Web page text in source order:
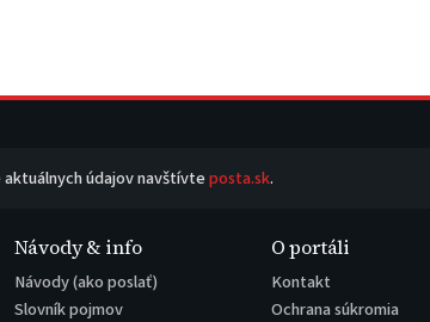
údajov navštívteposta.sk.
Návody & info
Návody (ako poslať)
Slovník pojmov
O portáli
Kontakt
Ochrana súkromia